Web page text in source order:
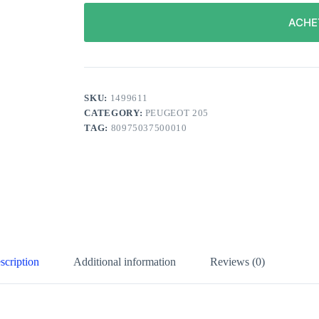
SKU: 1499611
CATEGORY: PEUGEOT 205
TAG: 80975037500010
Additional information Reviews (0)